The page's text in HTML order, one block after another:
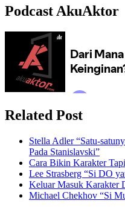
about
[Prediksi]
Actress
Oscar
Apakah
Oscar
Benar-
Rasis?
Podcast AkuAktor
Related Post
Stella Adler “Satu-
Pada Stanislavski”
Cara Bikin Karakter
Lee Strasberg “Si DO
Keluar Masuk Karakter
Michael Chekhov “Si